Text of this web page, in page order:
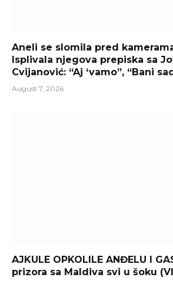
Aneli se slomila pred
Isplivala njegova prepiska sa
Cvijanović: “Aj ‘vamo”, “Bani
August 7, 2026
AJKULE OPKOLILE ANĐELU I
prizora sa Maldiva svi u šoku